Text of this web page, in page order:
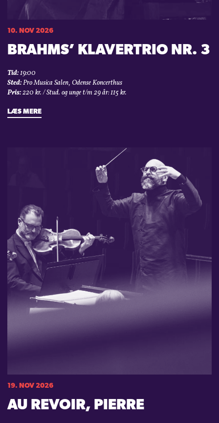
10. NOV 2026
BRAHMS’ KLAVERTRIO NR. 3
Tid:19:00
Sted:Pro Musica Salen, Odense Koncerthus
Pris:220 kr. / Stud. og unge t/m 29 år: 115 kr.
LÆS MERE
19. NOV 2026
AU REVOIR, PIERRE